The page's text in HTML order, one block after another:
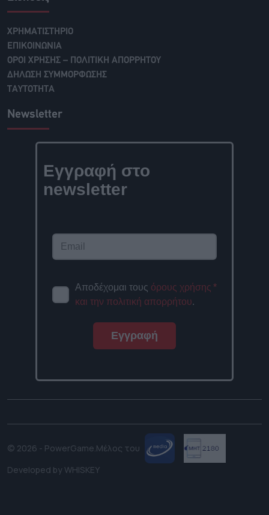
ΧΡΗΜΑΤΙΣΤΗΡΙΟ
ΕΠΙΚΟΙΝΩΝΙΑ
ΟΡΟΙ ΧΡΗΣΗΣ – ΠΟΛΙΤΙΚΗ ΑΠΟΡΡΗΤΟΥ
ΔΗΛΩΣΗ ΣΥΜΜΟΡΦΩΣΗΣ
ΤΑΥΤΟΤΗΤΑ
Newsletter
Εγγραφή στο
newsletter
Αποδέχομαι τους όρους χρήσης
και την πολιτική απορρήτου.
*
Εγγραφή
© 2026 - PowerGame.Μέλος του
Developed by WHISKEY